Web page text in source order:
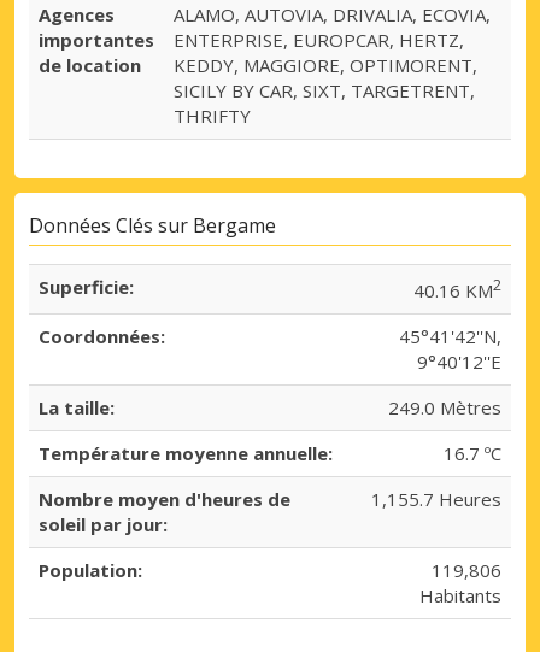
Agences
importantes
de location
ALAMO, AUTOVIA, DRIVALIA, ECOVIA,
ENTERPRISE, EUROPCAR, HERTZ,
KEDDY, MAGGIORE, OPTIMORENT,
SICILY BY CAR, SIXT, TARGETRENT,
THRIFTY
Données Clés sur Bergame
Superficie: 40.16 KM2
Coordonnées:
45°41'42''N,
9°40'12''E
La taille:
249.0 Mètres
Température moyenne annuelle:
16.7 ºC
Nombre moyen d'heures de
soleil par jour:
1,155.7 Heures
Population:
119,806
Habitants